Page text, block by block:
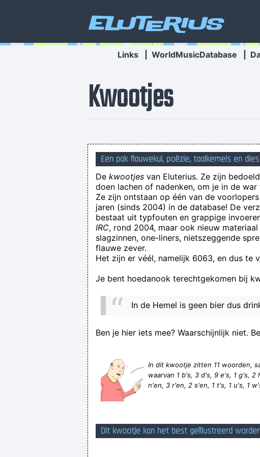
Eluterius
Links WorldMusicDatabase
Kwootjes
Randy Gandalf Woestenberg, een
Een pak flauwekul, poëzie, taalkemels en
De kwootjes van Eluterius. Ze zijn
doen lachen of nadenken, om je in de
Ze zijn ontstaan op één van de
jaren (sinds 2004) in de database! De
bestaat uit typfouten en grappige
IRC, rond 2004, maar ook nieuw
slagzinnen, one-liners, nietszeggende
flauwe zever.
Het zijn er véél, namelijk 6063, en dus te
Je bent hoedanook terechtgekomen bij
In de Hemel is geen bier dus
Ben je hier iets mee? Waarschijnlijk niet.
In dit kwootje zitten 11 woorden,
waarvan 1 b's, 3 d's, 9 e's, 1 g's, 2
n'en, 3 r'en, 2 s'en, 1 t's, 1 u's, 1
Dit kwootje kan het best geïllustreerd